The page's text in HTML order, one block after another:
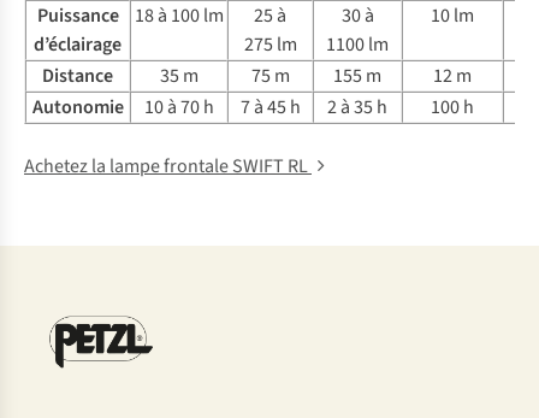
Puissance
d’éclairage
18 à 100 lm
25 à
275 lm
30 à
1100 lm
10 lm
Distance 35 m 75 m 155 m 12 m
Autonomie
10 à 70 h 7 à 45 h 2 à 35 h 100 h
Achetez la lampe frontale SWIFT RL